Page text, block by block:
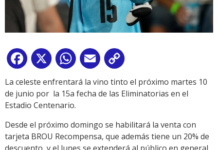
Facebook
X WhatsApp
Email
Link
La celeste enfrentará la vino tinto el próximo martes 10
de junio por la 15a fecha de las Eliminatorias en el
Estadio Centenario.
Desde el próximo domingo se habilitará la venta con
tarjeta BROU Recompensa, que además tiene un 20% de